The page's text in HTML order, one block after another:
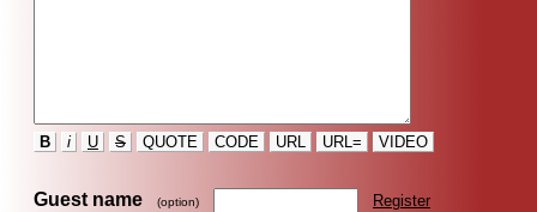
B i U S QUOTE CODE URL URL= VIDEO
Guest name (option) Register